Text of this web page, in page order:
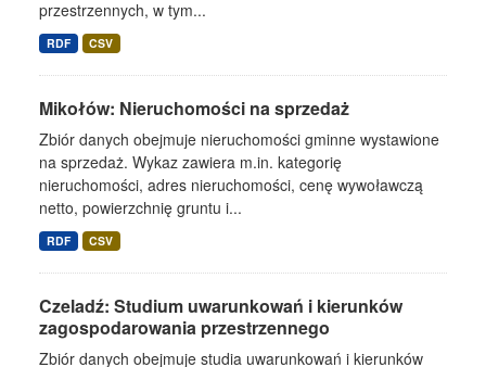
przestrzennych, w tym...
RDF CSV
Mikołów: Nieruchomości na sprzedaż
Zbiór danych obejmuje nieruchomości gminne wystawione
na sprzedaż. Wykaz zawiera m.in. kategorię
nieruchomości, adres nieruchomości, cenę wywoławczą
netto, powierzchnię gruntu i...
RDF CSV
Czeladź: Studium uwarunkowań i kierunków
zagospodarowania przestrzennego
Zbiór danych obejmuje studia uwarunkowań i kierunków